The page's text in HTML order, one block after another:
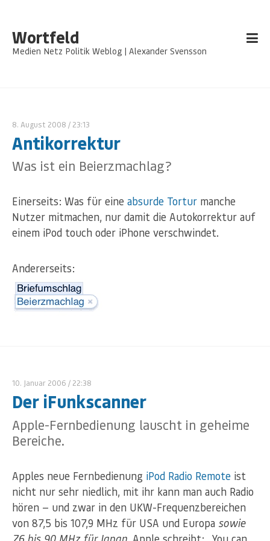
Wortfeld
Medien Netz Politik Weblog | Alexander Svensson
8. August 2008 / 23:13
Antikorrektur
Was ist ein Beierzmachlag?
Einerseits: Was für eine absurde Tortur manche
Nutzer mitmachen, nur damit die Autokorrektur auf
einem iPod touch oder iPhone verschwindet.
Andererseits:
10. Januar 2006 / 22:38
Der iFunkscanner
Apple-Fernbedienung lauscht in geheime
Bereiche.
Apples neue Fernbedienung iPod Radio Remote ist
nicht nur sehr niedlich, mit ihr kann man auch Radio
hören — und zwar in den UKW-Frequenzbereichen
von 87,5 bis 107,9 MHz für USA und Europa sowie